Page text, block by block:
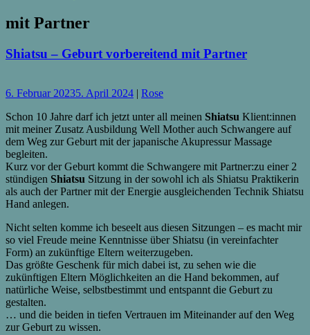
mit Partner
Shiatsu – Geburt vorbereitend mit Partner
6. Februar 20235. April 2024 | Rose
Schon 10 Jahre darf ich jetzt unter all meinen Shiatsu Klient:innen
mit meiner Zusatz Ausbildung Well Mother auch Schwangere auf
dem Weg zur Geburt mit der japanische Akupressur Massage
begleiten.
Kurz vor der Geburt kommt die Schwangere mit Partner:zu einer 2
stündigen Shiatsu Sitzung in der sowohl ich als Shiatsu Praktikerin
als auch der Partner mit der Energie ausgleichenden Technik Shiatsu
Hand anlegen.
Nicht selten komme ich beseelt aus diesen Sitzungen – es macht mir
so viel Freude meine Kenntnisse über Shiatsu (in vereinfachter
Form) an zukünftige Eltern weiterzugeben.
Das größte Geschenk für mich dabei ist, zu sehen wie die
zukünftigen Eltern Möglichkeiten an die Hand bekommen, auf
natürliche Weise, selbstbestimmt und entspannt die Geburt zu
gestalten.
… und die beiden in tiefen Vertrauen im Miteinander auf den Weg
zur Geburt zu wissen.